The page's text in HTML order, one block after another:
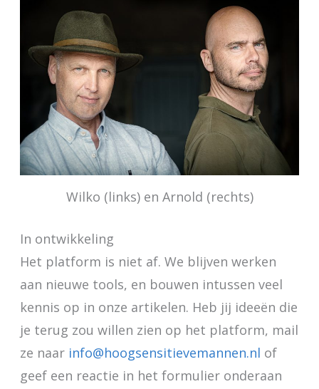
Wilko (links) en Arnold (rechts)
In ontwikkeling
Het platform is niet af. We blijven werken
aan nieuwe tools, en bouwen intussen veel
kennis op in onze artikelen. Heb jij ideeën die
je terug zou willen zien op het platform, mail
ze naar info@hoogsensitievemannen.nl of
geef een reactie in het formulier onderaan